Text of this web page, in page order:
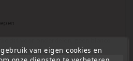
ons opals u een blanco model
van eigen cookies en